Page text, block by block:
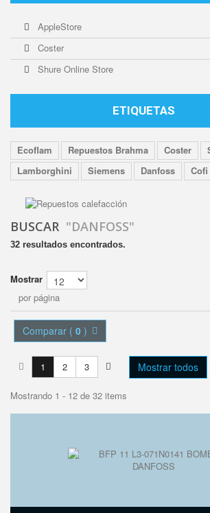
AppleStore
Coster
Shure Online Store
ETIQUETAS
Ecoflam Repuestos Brahma Coster
Lamborghini
Siemens Danfoss Cofi
BUSCAR "DANFOSS"
32 resultados encontrados.
Mostrar
por página
Comparar ( 0 )
Mostrar todos
1 2 3
Mostrando 1 - 12 de 32 items